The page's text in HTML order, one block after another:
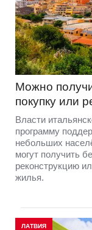
Можно
покупку или
Власти
программу
небольших
могут получить
реконструкцию
жилья.
ЛАТВИЯ